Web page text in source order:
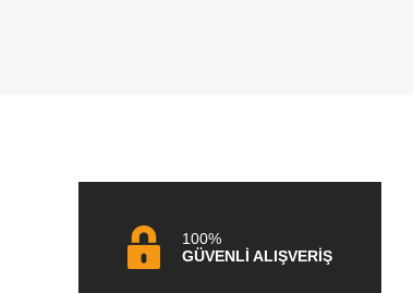
100%
GÜVENLİ ALIŞVERİŞ